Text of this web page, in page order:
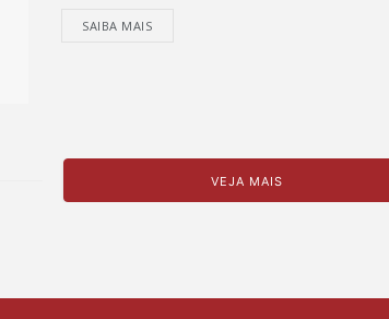
SAIBA MAIS
VEJA MAIS